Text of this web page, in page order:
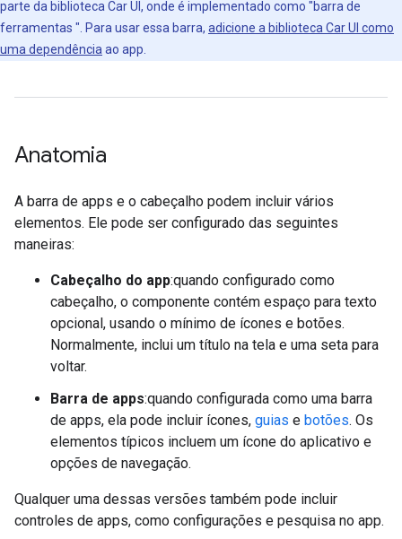
parte da biblioteca Car UI, onde é implementado como "barra de
ferramentas ". Para usar essa barra, adicione a biblioteca Car UI como
uma dependência ao app.
Anatomia
A barra de apps e o cabeçalho podem incluir vários
elementos. Ele pode ser configurado das seguintes
maneiras:
Cabeçalho do app:quando configurado como
cabeçalho, o componente contém espaço para texto
opcional, usando o mínimo de ícones e botões.
Normalmente, inclui um título na tela e uma seta para
voltar.
Barra de apps:quando configurada como uma barra
de apps, ela pode incluir ícones, guias e botões. Os
elementos típicos incluem um ícone do aplicativo e
opções de navegação.
Qualquer uma dessas versões também pode incluir
controles de apps, como configurações e pesquisa no app.